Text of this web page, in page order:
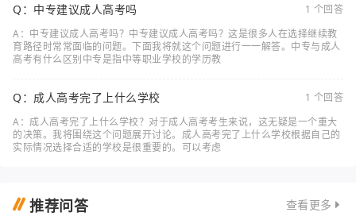
Q：中专建议成人高考吗
1 个回答
A：中专建议成人高考吗？中专建议成人高考吗？这是很多人在选择继续教
育路径时常常面临的问题。下面我将就这个问题进行一一解答。中专与成人
高考有什么区别中专是指中等职业学校的学历教
Q：成人高考完了上什么学校
1 个回答
A：成人高考完了上什么学校？对于成人高考考生来说，这无疑是一个重大
的决策。我将围绕这个问题展开讨论。成人高考完了上什么学校根据自己的
实际情况选择合适的学校是很重要的。可以考虑
推荐问答 查看更多